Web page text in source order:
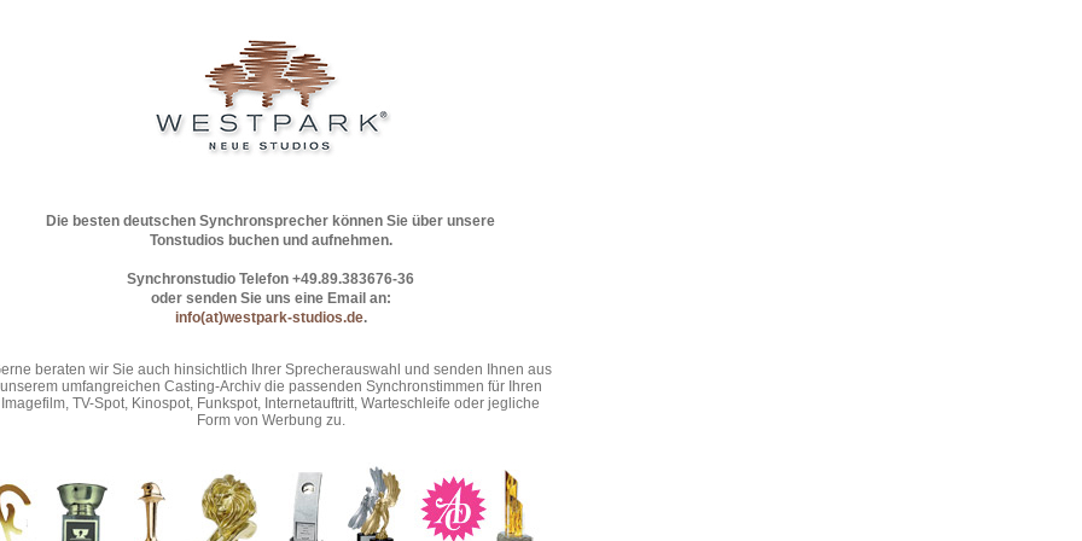
Die besten deutschen Synchronsprecher können Sie über unsere
Tonstudios buchen und aufnehmen.
Synchronstudio Telefon +49.89.383676-36
oder senden Sie uns eine Email an:
info(at)westpark-studios.de.
beraten wir Sie auch hinsichtlich Ihrer Sprecherauswahl und senden Ihnen aus
unserem umfangreichen Casting-Archiv die passenden Synchronstimmen für Ihren
Imagefilm, TV-Spot, Kinospot, Funkspot, Internetauftritt, Warteschleife oder jegliche
Form von Werbung zu.